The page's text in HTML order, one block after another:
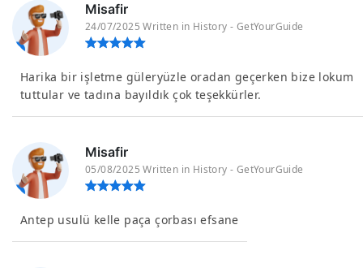
Misafir
24/07/2025 Written in History - GetYourGuide
Harika bir işletme güleryüzle oradan geçerken bize lokum
tuttular ve tadına bayıldık çok teşekkürler.
Misafir
05/08/2025 Written in History - GetYourGuide
Antep usulü kelle paça çorbası efsane